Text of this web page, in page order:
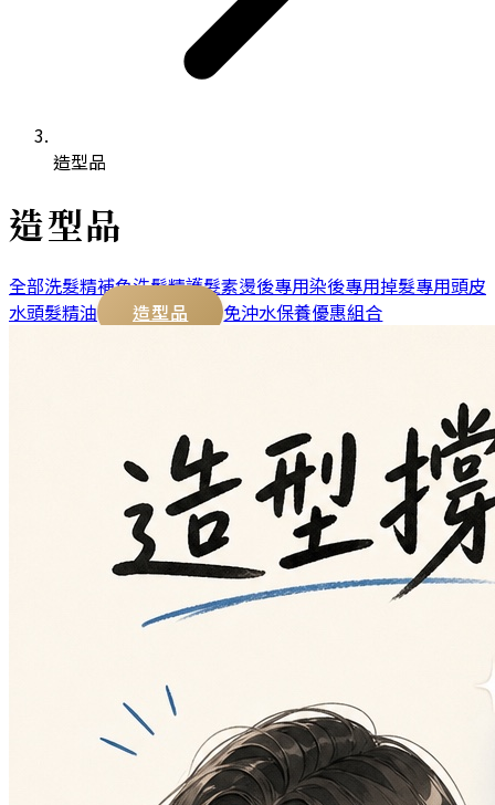
造型品
造型品
全部洗髮精補色洗髮精護髮素燙後專用染後專用掉髮專用頭皮
水頭髮精油 造型品 免沖水保養優惠組合